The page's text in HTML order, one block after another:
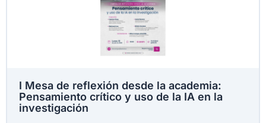
I Mesa de reflexión desde la academia:
Pensamiento crítico y uso de la IA en la
investigación